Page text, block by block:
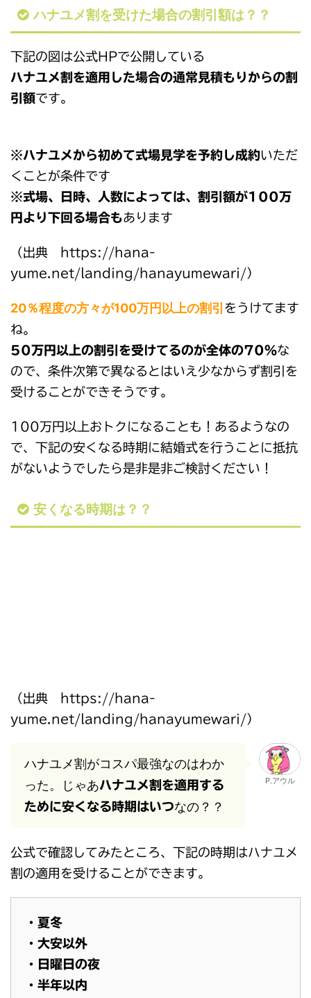
ハナユメ割を受けた場合の割引額は？？
下記の図は公式HPで公開している
ハナユメ割を適用した場合の通常見積もりからの割
引額です。
※ハナユメから初めて式場見学を予約し成約いただ
くことが条件です
※式場、日時、人数によっては、割引額が100万
円より下回る場合もあります
（出典 https://hana-
yume.net/landing/hanayumewari/）
20％程度の方々が100万円以上の割引 をうけてます
ね。
50万円以上の割引を受けてるのが全体の70％な
ので、条件次第で異なるとはいえ少なからず割引を
受けることができそうです。
100万円以上おトクになることも！あるようなの
で、下記の安くなる時期に結婚式を行うことに抵抗
がないようでしたら是非是非ご検討ください！
安くなる時期は？？
（出典 https://hana-
yume.net/landing/hanayumewari/）
ハナユメ割がコスパ最強なのはわか
った。じゃあハナユメ割を適用する
ために安くなる時期はいつなの？？
P.アウル
公式で確認してみたところ、下記の時期はハナユメ
割の適用を受けることができます。
・夏冬
・大安以外
・日曜日の夜
・半年以内